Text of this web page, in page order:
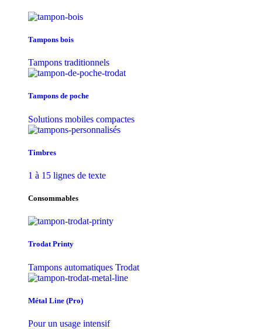
Tampons bois
Tampons traditionnels
Tampons de poche
Solutions mobiles compactes
Timbres
1 à 15 lignes de texte
Consommables
Trodat Printy
Tampons automatiques Trodat
Métal Line (Pro)
Pour un usage intensif